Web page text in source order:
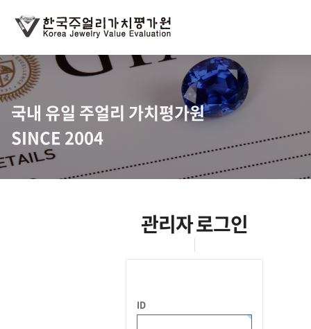
국내 유일 주얼리 가치평가원
SINCE 2004
관리자 로그인
ID